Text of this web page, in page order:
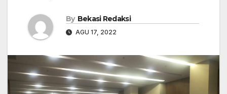
By Bekasi Redaksi
AGU 17, 2022